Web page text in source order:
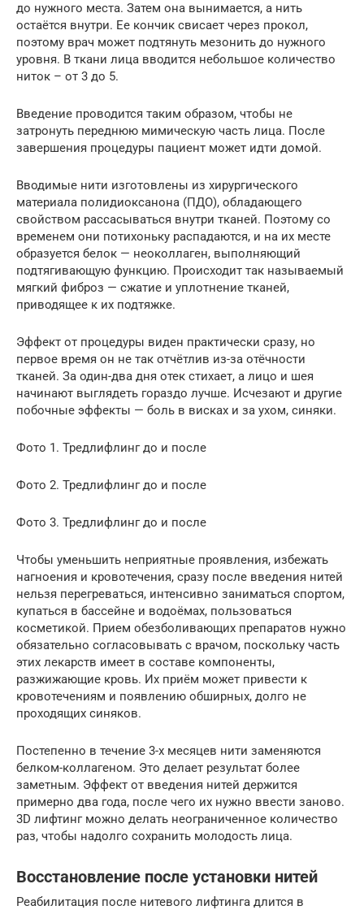
до нужного места. Затем она вынимается, а нить
остаётся внутри. Ее кончик свисает через прокол,
поэтому врач может подтянуть мезонить до нужного
уровня. В ткани лица вводится небольшое количество
ниток – от 3 до 5.
Введение проводится таким образом, чтобы не
затронуть переднюю мимическую часть лица. После
завершения процедуры пациент может идти домой.
Вводимые нити изготовлены из хирургического
материала полидиоксанона (ПДО), обладающего
свойством рассасываться внутри тканей. Поэтому со
временем они потихоньку распадаются, и на их месте
образуется белок — неоколлаген, выполняющий
подтягивающую функцию. Происходит так называемый
мягкий фиброз — сжатие и уплотнение тканей,
приводящее к их подтяжке.
Эффект от процедуры виден практически сразу, но
первое время он не так отчётлив из-за отёчности
тканей. За один-два дня отек стихает, а лицо и шея
начинают выглядеть гораздо лучше. Исчезают и другие
побочные эффекты — боль в висках и за ухом, синяки.
Фото 1. Тредлифлинг до и после
Фото 2. Тредлифлинг до и после
Фото 3. Тредлифлинг до и после
Чтобы уменьшить неприятные проявления, избежать
нагноения и кровотечения, сразу после введения нитей
нельзя перегреваться, интенсивно заниматься спортом,
купаться в бассейне и водоёмах, пользоваться
косметикой. Прием обезболивающих препаратов нужно
обязательно согласовывать с врачом, поскольку часть
этих лекарств имеет в составе компоненты,
разжижающие кровь. Их приём может привести к
кровотечениям и появлению обширных, долго не
проходящих синяков.
Постепенно в течение 3-х месяцев нити заменяются
белком-коллагеном. Это делает результат более
заметным. Эффект от введения нитей держится
примерно два года, после чего их нужно ввести заново.
3D лифтинг можно делать неограниченное количество
раз, чтобы надолго сохранить молодость лица.
Восстановление после установки нитей
Реабилитация после нитевого лифтинга длится в